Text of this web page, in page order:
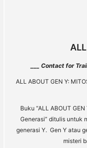
___ Contact for
ALL ABOUT GEN Y:
Buku “ALL ABOUT
Generasi” ditulis untuk
generasi Y. Gen Y atau
misteri